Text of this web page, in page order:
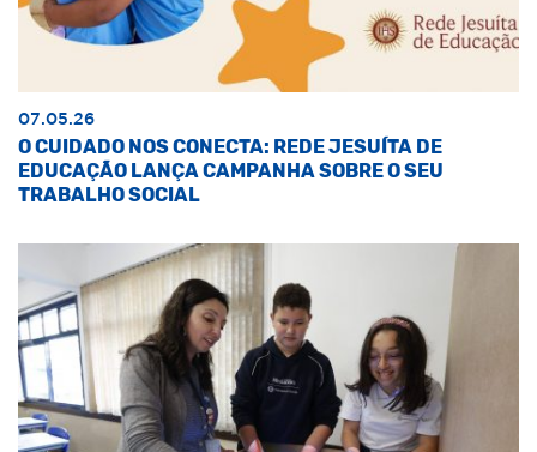
07.05.26
O CUIDADO NOS CONECTA: REDE JESUÍTA DE
EDUCAÇÃO LANÇA CAMPANHA SOBRE O SEU
TRABALHO SOCIAL